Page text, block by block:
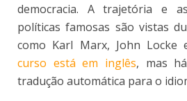
democracia. A trajetória e
políticas famosas são vistas
como Karl Marx, John Locke
curso está em inglês, mas
tradução automática para o